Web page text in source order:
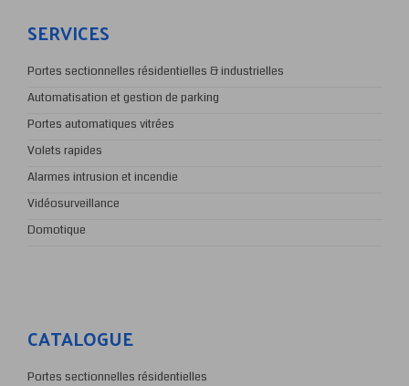
SERVICES
Portes sectionnelles résidentielles & industrielles
Automatisation et gestion de parking
Portes automatiques vitrées
Volets rapides
Alarmes intrusion et incendie
Vidéosurveillance
Domotique
CATALOGUE
Portes sectionnelles résidentielles